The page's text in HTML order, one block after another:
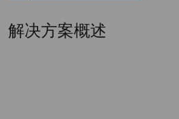
解决方案概述